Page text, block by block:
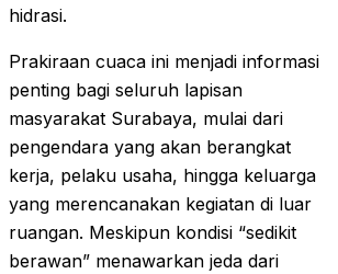
hidrasi.
Prakiraan cuaca ini menjadi informasi
penting bagi seluruh lapisan
masyarakat Surabaya, mulai dari
pengendara yang akan berangkat
kerja, pelaku usaha, hingga keluarga
yang merencanakan kegiatan di luar
ruangan. Meskipun kondisi “sedikit
berawan” menawarkan jeda dari